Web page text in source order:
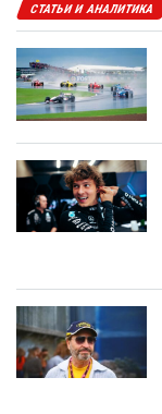
СТАТЬИ И АНАЛИТИКА